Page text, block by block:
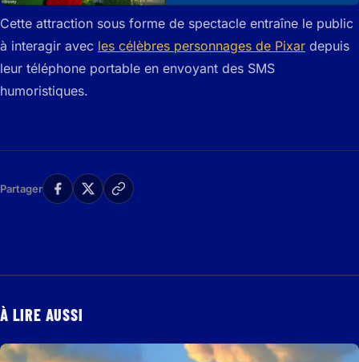
Cette attraction sous forme de spectacle entraîne le public
à interagir avec les célèbres personnages de Pixar depuis
leur téléphone portable en envoyant des SMS
humoristiques.
Partager
À LIRE AUSSI